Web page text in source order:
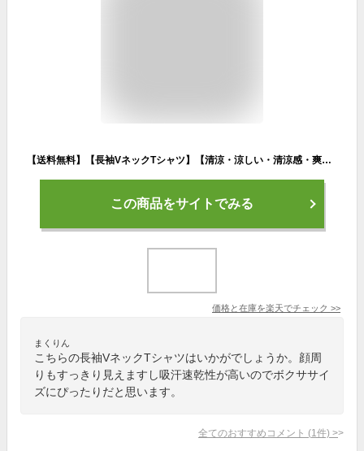
【送料無料】【長袖VネックTシャツ】【清涼・涼しい・清涼感・爽やか】【 吸汗速乾】【ユニフォーム】 【制服】【春夏向け】
この商品をサイトでみる
価格と在庫を楽天でチェック >>
まくりん
こちらの長袖VネックTシャツはいかがでしょうか。顔周
りもすっきり見えますし吸汗速乾性が高いのでボクササイ
ズにぴったりだと思います。
全てのおすすめコメント (1 件) >